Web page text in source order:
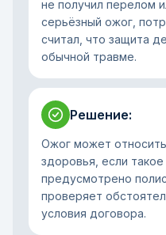
не получил перелом
серьёзный ожог,
считал, что защита
обычной травме.
Решение:
Ожог может
здоровья, если
предусмотрено
проверяет
условия договора.